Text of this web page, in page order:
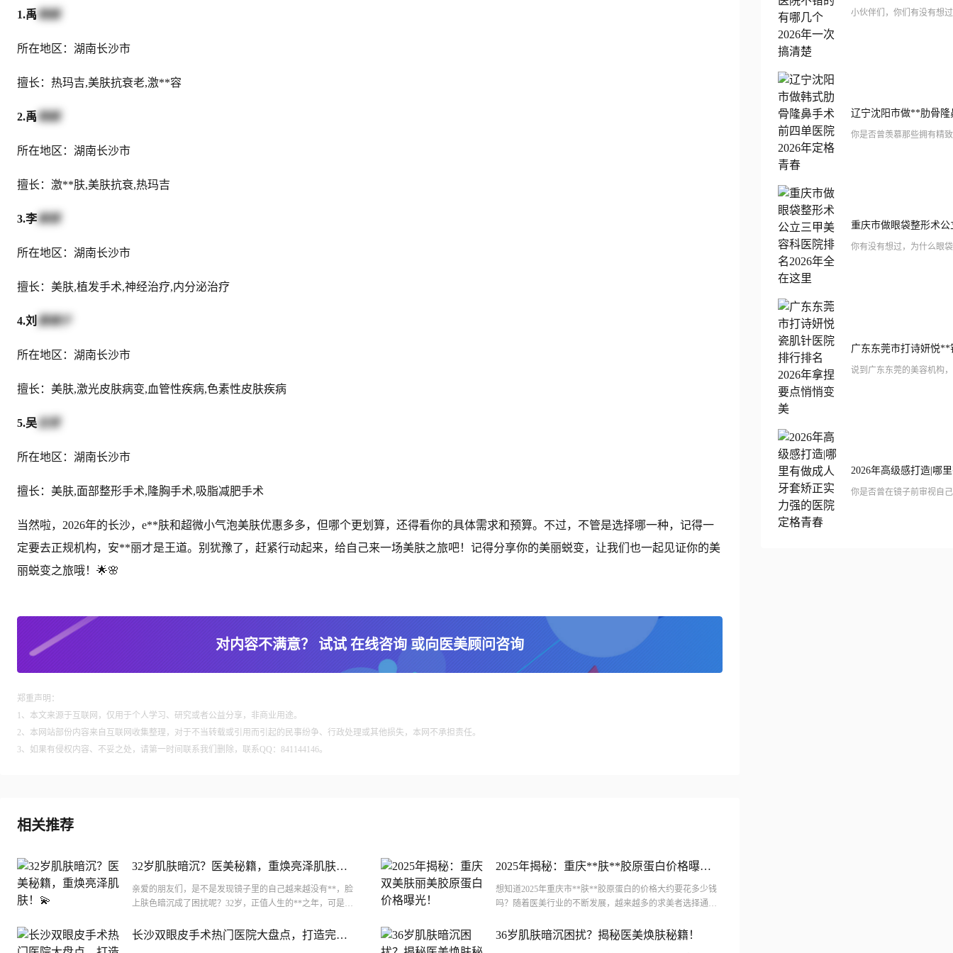
1.禹 晓娟
所在地区：湖南长沙市
擅长：热玛吉,美肤抗衰老,激**容
2.禹 晓娟
所在地区：湖南长沙市
擅长：激**肤,美肤抗衰,热玛吉
3.李美瑛
所在地区：湖南长沙市
擅长：美肤,植发手术,神经治疗,内分泌治疗
4.刘 莫靖子
所在地区：湖南长沙市
擅长：美肤,激光皮肤病变,血管性疾病,色素性皮肤疾病
5.吴
所在地区：湖南长沙市
擅长：美肤,面部整形手术,隆胸手术,吸脂减肥手术
当然啦，2026年的长沙，e**肤和超微小气泡美肤优惠多多，但哪个更划算，还得看你的具体需求和预算。不过，不管是选择哪一种，记得一
定要去正规机构，安**丽才是王道。别犹豫了，赶紧行动起来，给自己来一场美肤之旅吧！记得分享你的美丽蜕变，让我们也一起见证你的美
丽蜕变之旅哦！🌟🌸
对内容不满意？ 试试 在线咨询 或向医美顾问咨询
郑重声明：
1、本文来源于互联网，仅用于个人学习、研究或者公益分享，非商业用途。
2、本网站部份内容来自互联网收集整理，对于不当转载或引用而引起的民事纷争、行政处理或其他损失，本网不承担责任。
3、如果有侵权内容、不妥之处，请第一时间联系我们删除，联系QQ：841144146。
相关推荐
32岁肌肤暗沉？医美秘籍，重焕亮泽肌肤！
亲爱的朋友们，是不是发现镜子里的自己越来越没有**，脸
上肤色暗沉成了困扰呢？32岁，正值人生的**之年，可是肌
2025年揭秘：重庆**肤**胶原蛋白价格曝
光！
想知道2025年重庆市**肤**胶原蛋白的价格大约要花多少钱
吗？随着医美行业的不断发展，越来越多的求美者选择通过
长沙双眼皮手术热门医院大盘点，打造完好
36岁肌肤暗沉困扰？揭秘医美焕肤秘籍！